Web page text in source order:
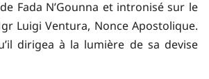
Fada N’Gounna et intronisé sur le
Luigi Ventura, Nonce Apostolique.
dirigea à la lumière de sa devise